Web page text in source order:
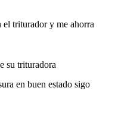
triturador y me ahorra
su trituradora
en buen estado sigo